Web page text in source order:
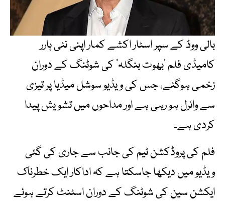
بالی ووڈ کے سپر اسٹار اکشے کمار اپنی نئی ہارر
کامیڈی فلم ’بھوت بنگلہ‘ کی شوٹنگ کے دوران
زخمی ہوگئے، جس کی ویڈیو سوشل میڈیا پر تیزی
سے وائرل ہو رہی ہے اور مداحوں میں تشویش پیدا
کردی ہے۔
فلم کی پروڈکشن ٹیم کی جانب سے جاری کی گئی
ویڈیو میں دیکھا جاسکتا ہے کہ اداکار ایک خطرناک
ایکشن سین کی شوٹنگ کے دوران اسٹنٹ کرتے ہوئے